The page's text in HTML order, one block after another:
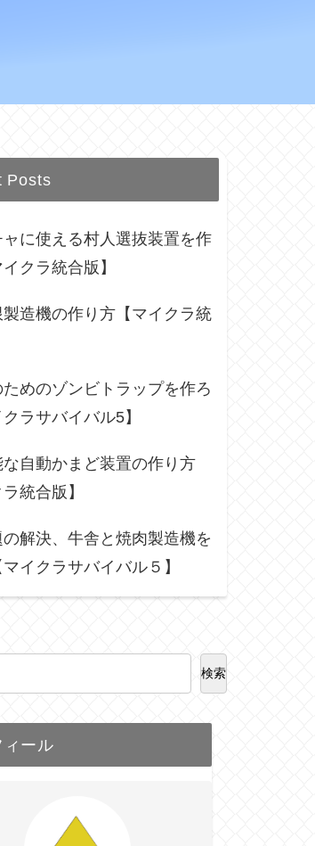
Posts
に使える村人選抜装置を作
クラ統合版】
造機の作り方【マイクラ統
めのゾンビトラップを作ろ
ラサバイバル5】
自動かまど装置の作り方
ラ統合版】
解決、牛舎と焼肉製造機を
イクラサバイバル５】
検索
ール